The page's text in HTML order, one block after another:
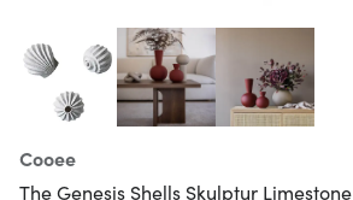
Cooee
The Genesis Shells Skulptur Limestone